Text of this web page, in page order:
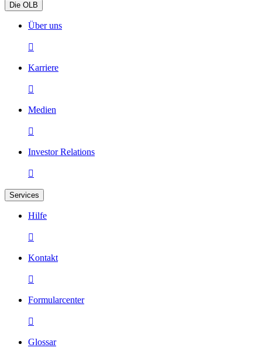
Die OLB
Über uns

Karriere

Medien

Investor Relations

Services
Hilfe

Kontakt

Formularcenter

Glossar